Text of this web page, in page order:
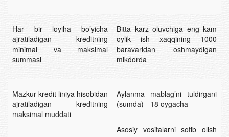
Har bir loyiha bo’yicha
ajratiladigan kreditning
minimal va maksimal
summasi
Bitta karz oluvchiga eng kam
oylik ish xaqqining 1000
baravaridan oshmaydigan
mikdorda
Mazkur kredit liniya hisobidan
ajratiladigan kreditning
maksimal muddati
Aylanma mablag’ni tuldirgani
(sumda) - 18 oygacha
Asosiy vositalarni sotib olish